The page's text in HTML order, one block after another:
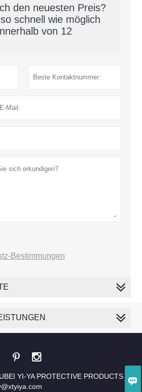

den neuesten Preis?
schnell wie möglich
von 12
Bestimmungen
 
YI-YA PROTECTIVE PRODUCTS